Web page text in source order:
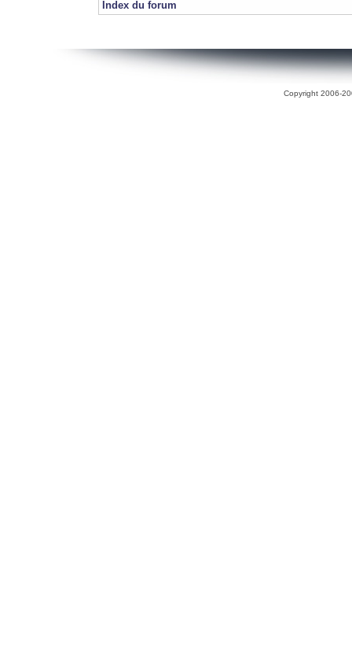
Index du forum
Copyright 2006-